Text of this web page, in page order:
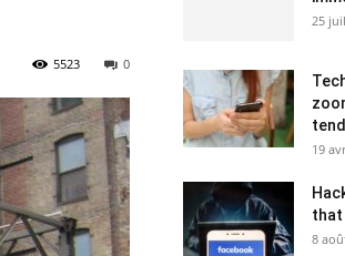
0
5523
25
19
that
8